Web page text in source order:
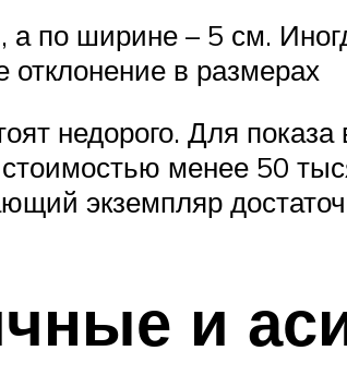
а по ширине – 5 см.
отклонение в размерах
недорого. Для
менее 50
экземпляр
и